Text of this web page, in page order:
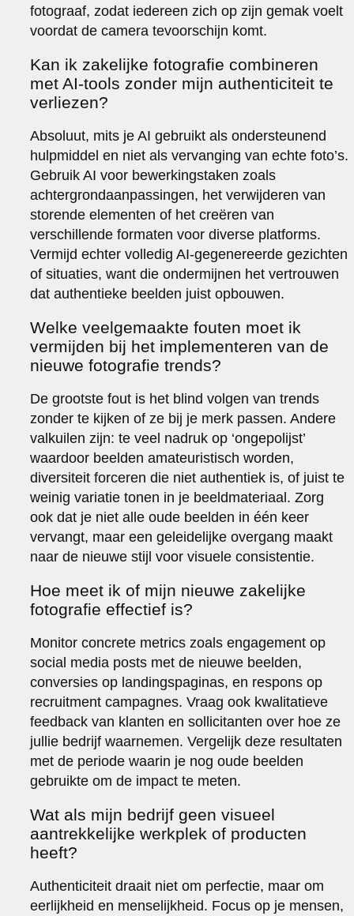
fotograaf, zodat iedereen zich op zijn gemak voelt
voordat de camera tevoorschijn komt.
Kan ik zakelijke fotografie combineren
met AI-tools zonder mijn authenticiteit te
verliezen?
Absoluut, mits je AI gebruikt als ondersteunend
hulpmiddel en niet als vervanging van echte foto’s.
Gebruik AI voor bewerkingstaken zoals
achtergrondaanpassingen, het verwijderen van
storende elementen of het creëren van
verschillende formaten voor diverse platforms.
Vermijd echter volledig AI-gegenereerde gezichten
of situaties, want die ondermijnen het vertrouwen
dat authentieke beelden juist opbouwen.
Welke veelgemaakte fouten moet ik
vermijden bij het implementeren van de
nieuwe fotografie trends?
De grootste fout is het blind volgen van trends
zonder te kijken of ze bij je merk passen. Andere
valkuilen zijn: te veel nadruk op ‘ongepolijst’
waardoor beelden amateuristisch worden,
diversiteit forceren die niet authentiek is, of juist te
weinig variatie tonen in je beeldmateriaal. Zorg
ook dat je niet alle oude beelden in één keer
vervangt, maar een geleidelijke overgang maakt
naar de nieuwe stijl voor visuele consistentie.
Hoe meet ik of mijn nieuwe zakelijke
fotografie effectief is?
Monitor concrete metrics zoals engagement op
social media posts met de nieuwe beelden,
conversies op landingspaginas, en respons op
recruitment campagnes. Vraag ook kwalitatieve
feedback van klanten en sollicitanten over hoe ze
jullie bedrijf waarnemen. Vergelijk deze resultaten
met de periode waarin je nog oude beelden
gebruikte om de impact te meten.
Wat als mijn bedrijf geen visueel
aantrekkelijke werkplek of producten
heeft?
Authenticiteit draait niet om perfectie, maar om
eerlijkheid en menselijkheid. Focus op je mensen,